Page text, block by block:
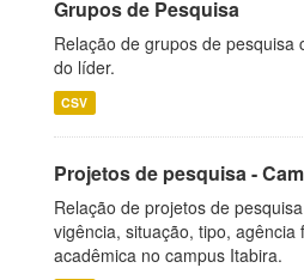
Grupos de Pesquisa
Relação de grupos de pesquisa
do líder.
CSV
Projetos de pesquisa -
Relação de projetos de
vigência, situação, tipo,
acadêmica no campus Itabira.